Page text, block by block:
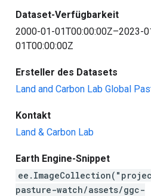
Dataset-Verfügbarkeit
2000-01-01T00:00:00Z–2023-
01T00:00:00Z
Ersteller des Datasets
Land and Carbon Lab Global
Kontakt
Land & Carbon Lab
Earth Engine-Snippet
pasture-watch/assets/ggc-